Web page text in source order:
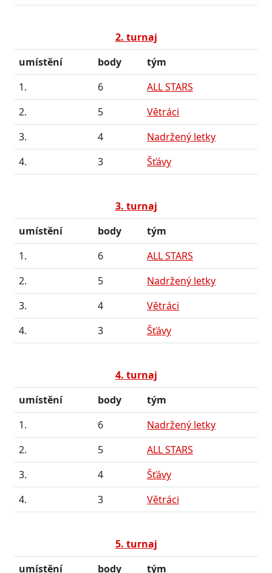
2. turnaj
umístění
body
tým
1.
6
ALL STARS
2.
5
Větráci
3.
4
Nadržený letky
4.
3 Šťávy
3. turnaj
umístění
body
tým
1.
6
ALL STARS
2.
5
Nadržený letky
3.
4
Větráci
4.
3 Šťávy
4. turnaj
umístění
body
tým
1.
6
Nadržený letky
2.
5
ALL STARS
3.
4
Šťávy
4.
3 Větráci
5. turnaj
umístění
body
tým